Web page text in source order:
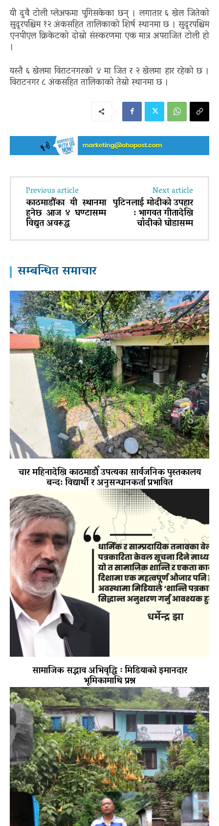
यी दुवै टोली प्लेअफमा पुगिसकेका छन् । लगातार ६ खेल जितेको
सुदूरपश्चिम १२ अंकसहित तालिकाको शिर्ष स्थानमा छ । सुदूरपश्चिम
एनपीएल क्रिकेटको दोस्रो संस्करणमा एक मात्र अपराजित टोली हो
।
यस्तै ६ खेलमा विराटनगरको ४ मा जित र २ खेलमा हार रहेको छ ।
विराटनगर ८ अंकसहित तालिकाको तेस्रो स्थानमा छ ।
Previous article
काठमाडौंका यी स्थानमा
हुनेछ आज ४ घण्टासम्म
विद्युत अवरूद्ध
Next article
पुटिनलाई मोदीको उपहार
: भागवत गीतादेखि
चाँदीको घोडासम्म
सम्बन्धित समाचार
चार महिनादेखि काठमाडौँ उपत्यका सार्वजनिक पुस्तकालय
बन्द: विद्यार्थी र अनुसन्धानकर्ता प्रभावित
सामाजिक सद्भाव अभिवृद्धि ः मिडियाको इमानदार
भूमिकामाथि प्रश्न